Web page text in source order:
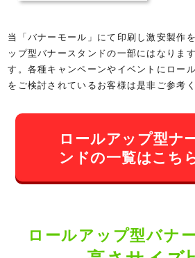
当「バナーモール」にて印刷し激安製作
ップ型バナースタンドの一部にはなりま
す。各種キャンペーンやイベントにロー
をご検討されているお客様は是非ご参考く
ロールアップ型ナ
ンドの一覧はこち
ロールアップ型バナ